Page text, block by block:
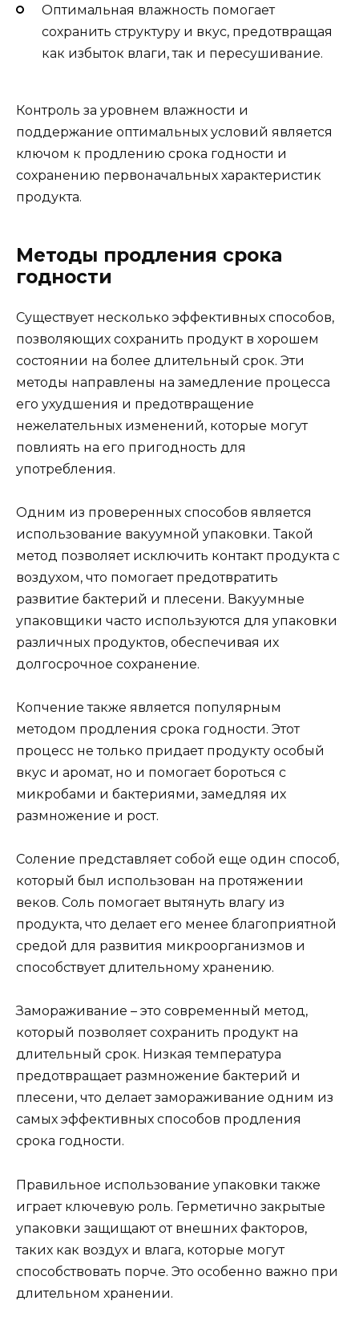
Оптимальная влажность помогает
сохранить структуру и вкус, предотвращая
как избыток влаги, так и пересушивание.
Контроль за уровнем влажности и
поддержание оптимальных условий является
ключом к продлению срока годности и
сохранению первоначальных характеристик
продукта.
Методы продления срока
годности
Существует несколько эффективных способов,
позволяющих сохранить продукт в хорошем
состоянии на более длительный срок. Эти
методы направлены на замедление процесса
его ухудшения и предотвращение
нежелательных изменений, которые могут
повлиять на его пригодность для
употребления.
Одним из проверенных способов является
использование вакуумной упаковки. Такой
метод позволяет исключить контакт продукта с
воздухом, что помогает предотвратить
развитие бактерий и плесени. Вакуумные
упаковщики часто используются для упаковки
различных продуктов, обеспечивая их
долгосрочное сохранение.
Копчение также является популярным
методом продления срока годности. Этот
процесс не только придает продукту особый
вкус и аромат, но и помогает бороться с
микробами и бактериями, замедляя их
размножение и рост.
Соление представляет собой еще один способ,
который был использован на протяжении
веков. Соль помогает вытянуть влагу из
продукта, что делает его менее благоприятной
средой для развития микроорганизмов и
способствует длительному хранению.
Замораживание – это современный метод,
который позволяет сохранить продукт на
длительный срок. Низкая температура
предотвращает размножение бактерий и
плесени, что делает замораживание одним из
самых эффективных способов продления
срока годности.
Правильное использование упаковки также
играет ключевую роль. Герметично закрытые
упаковки защищают от внешних факторов,
таких как воздух и влага, которые могут
способствовать порче. Это особенно важно при
длительном хранении.